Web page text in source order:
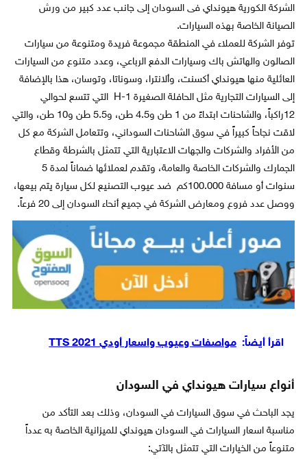
الشركة الكورية هيونداي فى السودان إلى جانب عدد كبير من ورش
الصيانة الخاصة بهذه السيارات.
توفر الشركة للعملاء في المنطقة مجموعة فريدة ومتنوعة من سيارات
الصالون والهاتش باك وسيارات الدفع الرباعي، وعدد متنوع من السيارات
العائلية منها هيونداي أكسنت، وألانترا، وسوناتا، وتوسان، هذا بالإضافة
إلى السيارات التجارية مثل الحافلة الصغيرة H-1 التي تتسع لحوالي
12راكباً، والشاحنات ابتداءً من 1 طن و4.5 طن، و5.5 طن و10 طن، والتي
لاقت نجاحاً كبيراً في سوق الشاحنات السوداني، وتتعامل الشركة مع كل
من الأفراد والشركات والجهات الاعتبارية التي تتمثل بالشرطة وقطاع
الجمارك والشركات الخاصة والعامة، وتقدم لعملائها ضماناً لمدة 5
سنوات أو مسافة 100.000كم ضد عيوب التصنيع لكل سيارة يتم بيعها،
ووصل عدد فروع ومعارض الشركة في جميع أنحاء السودان إلى 20 فرعاً.
اقرأ أيضاً: مواصفات وعيوب واسعار أودي TTS 2021
أنواع سيارات هيونداي في السودان
يجد الباحث في سوق السيارات في السودان، وذلك بعد التأكد من
مناسبة اسعار السيارات في السودان هيونداي للميزانية الخاصة به عدداً
متنوعاً من الخيارات التي تتمثل بالآتي: